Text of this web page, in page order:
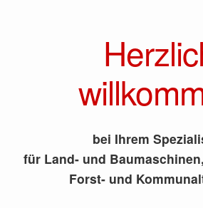
bei Ihrem
für Land- und
Forst- und